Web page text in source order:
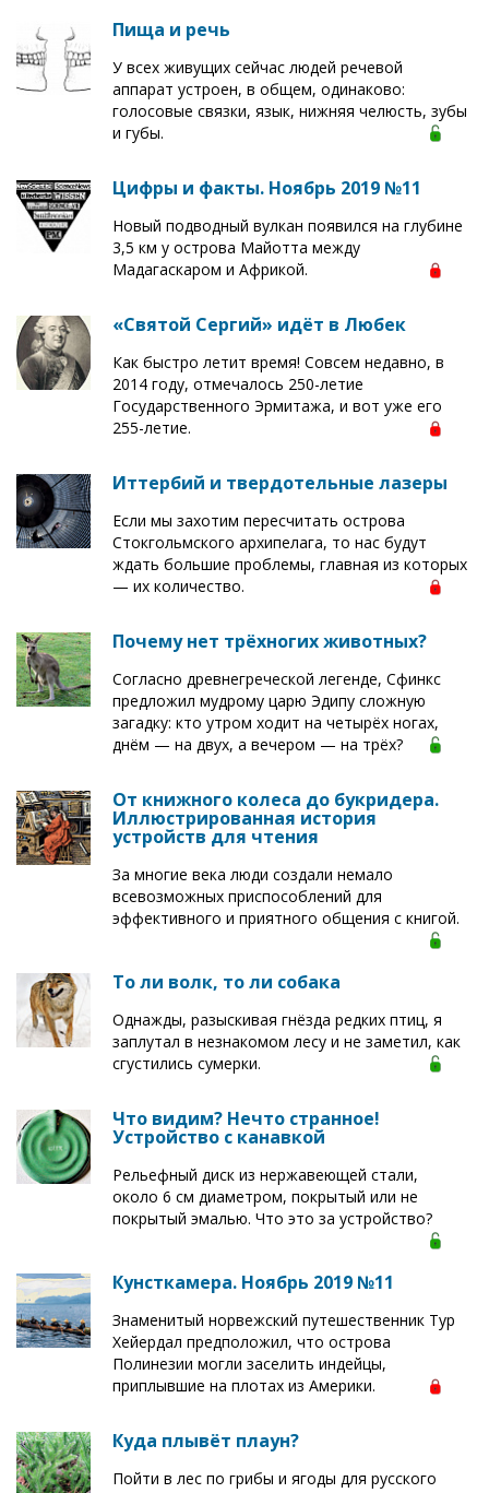
Пища и речь
У всех живущих сейчас людей речевой
аппарат устроен, в общем, одинаково:
голосовые связки, язык, нижняя челюсть, зубы
и губы.
Цифры и факты. Ноябрь 2019 №11
Новый подводный вулкан появился на глубине
3,5 км у острова Майотта между
Мадагаскаром и Африкой.
«Святой Сергий» идёт в Любек
Как быстро летит время! Совсем недавно, в
2014 году, отмечалось 250-летие
Государственного Эрмитажа, и вот уже его
255-летие.
Иттербий и твердотельные лазеры
Если мы захотим пересчитать острова
Стокгольмского архипелага, то нас будут
ждать большие проблемы, главная из которых
— их количество.
Почему нет трёхногих животных?
Согласно древнегреческой легенде, Сфинкс
предложил мудрому царю Эдипу сложную
загадку: кто утром ходит на четырёх ногах,
днём — на двух, а вечером — на трёх?
От книжного колеса до букридера.
Иллюстрированная история
устройств для чтения
За многие века люди создали немало
всевозможных приспособлений для
эффективного и приятного общения с книгой.
То ли волк, то ли собака
Однажды, разыскивая гнёзда редких птиц, я
заплутал в незнакомом лесу и не заметил, как
сгустились сумерки.
Что видим? Нечто странное!
Устройство с канавкой
Рельефный диск из нержавеющей стали,
около 6 см диаметром, покрытый или не
покрытый эмалью. Что это за устройство?
Кунсткамера. Ноябрь 2019 №11
Знаменитый норвежский путешественник Тур
Хейердал предположил, что острова
Полинезии могли заселить индейцы,
приплывшие на плотах из Америки.
Куда плывёт плаун?
Пойти в лес по грибы и ягоды для русского